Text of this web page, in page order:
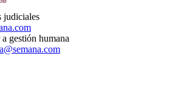
judiciales
gestión humana